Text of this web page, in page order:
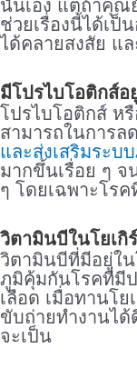
นั่นเอง แต่ถ้าคุณ
ช่วยเรื่องนี้ได้เป็
ได้คลายสงสัย แ
มีโปรไบโอติกส์
โปรไบโอติกส์ ห
สามารถในการล
และส่งเสริมระบ
มากขึ้นเรื่อย ๆ จ
ๆ โดยเฉพาะโรค
วิตามินบีในโยเกิ
วิตามินบีที่มีอยู่ใน
ภูมิคุ้มกันโรคที่มีป
เลือด เมื่อทานโ
ขับถ่ายทำงานไ
จะเป็น